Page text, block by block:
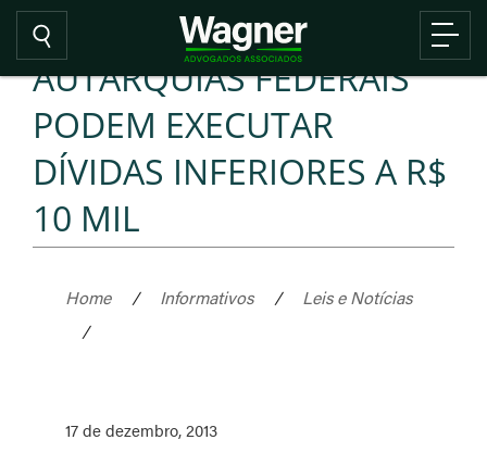
AUTARQUIAS FEDERAIS
PODEM EXECUTAR
DÍVIDAS INFERIORES A R$
10 MIL
Home / Informativos /
Leis e Notícias
/
17 de dezembro, 2013